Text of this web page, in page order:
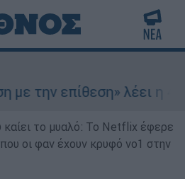
επίθεση» λέει η
καίει το μυαλό: Το Netflix έφερε
οι φαν έχουν κρυφό νο1 στην